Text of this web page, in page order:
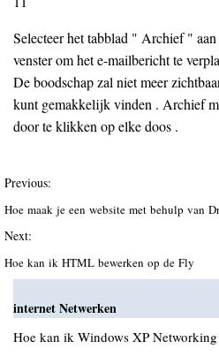
Selecteer het tabblad " Archief "
venster om het e-mailbericht te
De boodschap zal niet meer
kunt gemakkelijk vinden . Archief
door te klikken op elke doos .
Previous:
Hoe maak je een website met behulp van
Next:
Hoe kan ik HTML bewerken op de Fly
internet Netwerken
Hoe kan ik Windows XP Networking